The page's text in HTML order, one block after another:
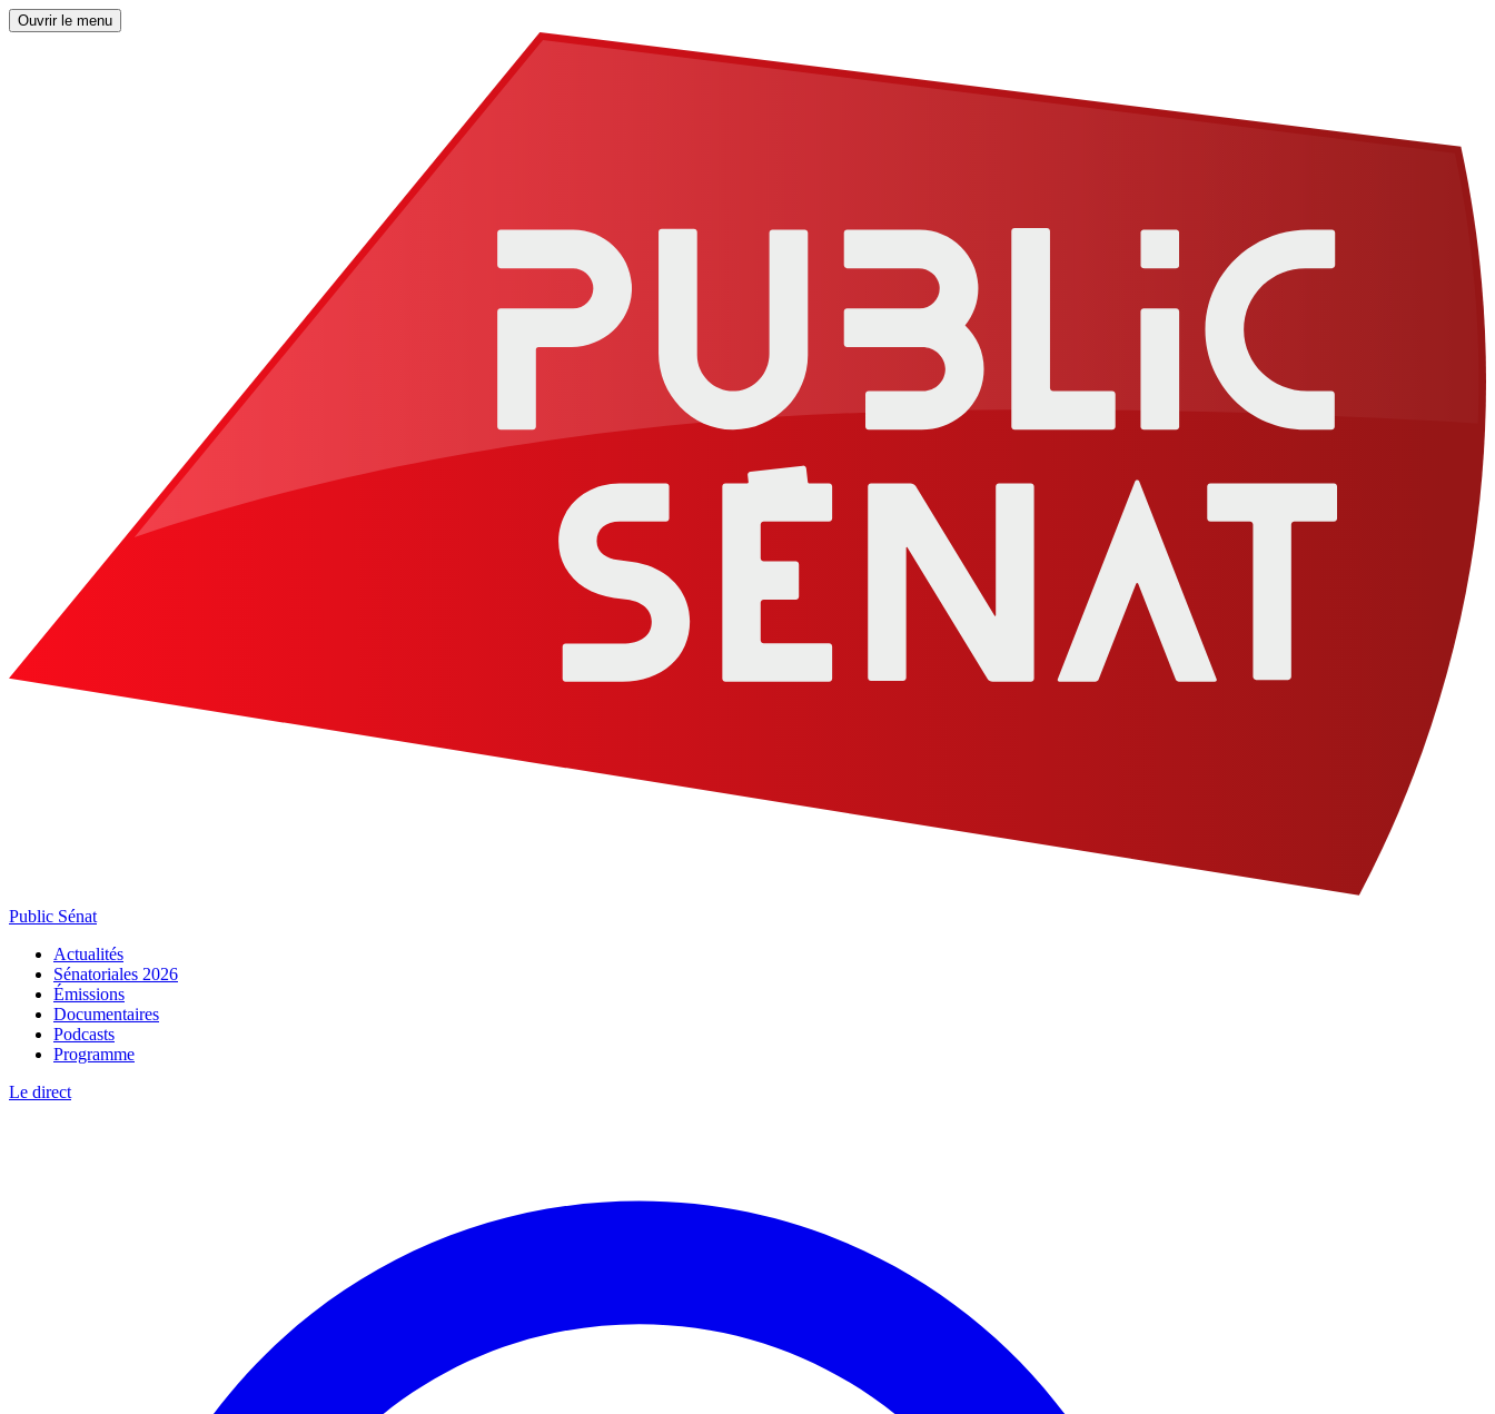
Ouvrir le menu
Public Sénat
Actualités
Sénatoriales 2026
Émissions
Documentaires
Podcasts
Programme
Le direct